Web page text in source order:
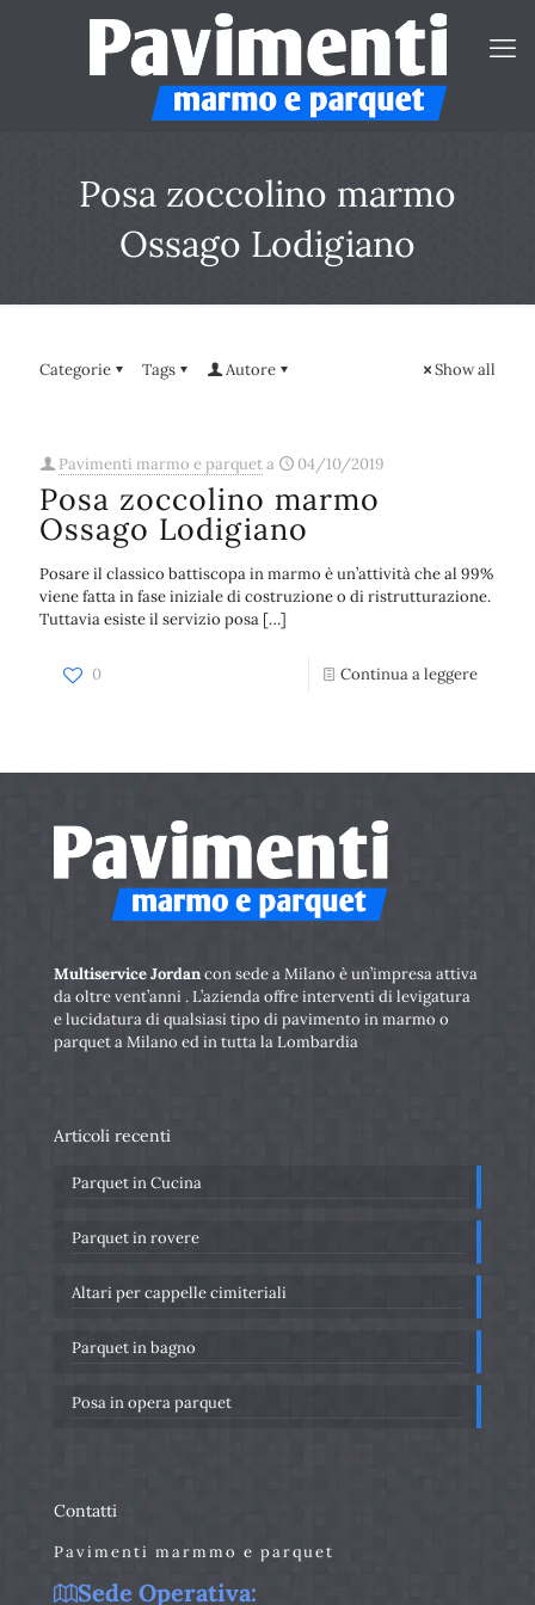
Posa zoccolino marmo
Ossago Lodigiano
Categorie Tags Autore Show all
Pavimenti marmo e parqueta 04/10/2019
Posa zoccolino marmo
Ossago Lodigiano
Posare il classico battiscopa in marmo è un’attività che al 99%
viene fatta in fase iniziale di costruzione o di ristrutturazione.
Tuttavia esiste il servizio posa […]
0 Continua a leggere
Multiservice Jordancon sede a Milano è un’impresa attiva
da oltre vent’anni . L’azienda offre interventi di levigatura
e lucidatura di qualsiasi tipo di pavimento in marmo o
parquet a Milano ed in tutta la Lombardia
Articoli recenti
Parquet in Cucina
Parquet in rovere
Altari per cappelle cimiteriali
Parquet in bagno
Posa in opera parquet
Contatti
Pavimenti marmmo e parquet
Sede Operativa: